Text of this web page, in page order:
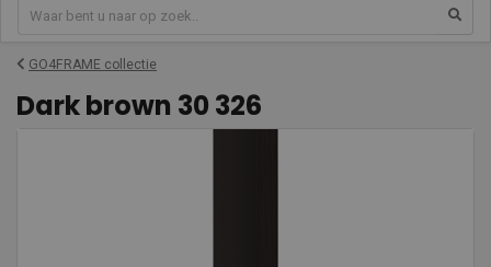
GO4FRAME collectie
Dark brown 30 326